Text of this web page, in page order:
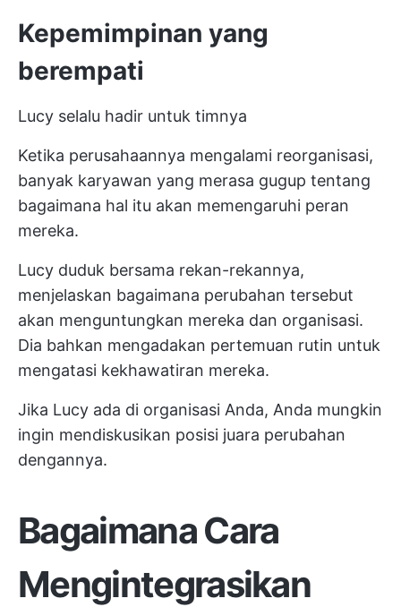
Kepemimpinan yang
berempati
Lucy selalu hadir untuk timnya
Ketika perusahaannya mengalami reorganisasi,
banyak karyawan yang merasa gugup tentang
bagaimana hal itu akan memengaruhi peran
mereka.
Lucy duduk bersama rekan-rekannya,
menjelaskan bagaimana perubahan tersebut
akan menguntungkan mereka dan organisasi.
Dia bahkan mengadakan pertemuan rutin untuk
mengatasi kekhawatiran mereka.
Jika Lucy ada di organisasi Anda, Anda mungkin
ingin mendiskusikan posisi juara perubahan
dengannya.
Bagaimana Cara
Mengintegrasikan